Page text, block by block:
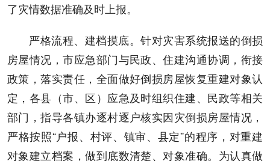
了灾情数据准确及时上报。
严格流程、建档摸底。针对灾害系统报送的倒损
房屋情况，市应急部门与民政、住建沟通协调，衔接
政策，落实责任，全面做好倒损房屋恢复重建对象认
定，各县（市、区）应急及时组织住建、民政等相关
部门，指导各镇办逐村逐户核实因灾倒损房屋情况，
严格按照“户报、村评、镇审、县定”的程序，对重建
对象建立档案，做到底数清楚、对象准确。为认真做